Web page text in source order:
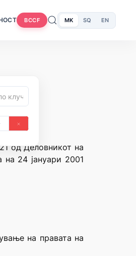
BCCF MK SQ EN
од Деловникот на
на 24 јануари 2001
на правата на